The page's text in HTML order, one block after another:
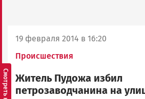
19 февраля 2014 в 16:20
Происшествия
Житель Пудожа избил
петрозаводчанина на